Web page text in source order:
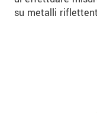
su metalli